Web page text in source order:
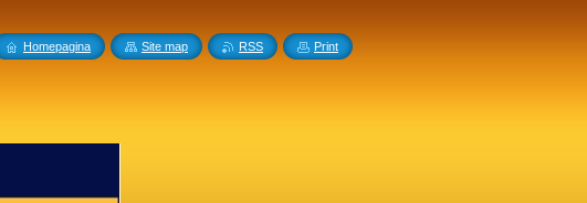
Homepagina Site map RSS Print